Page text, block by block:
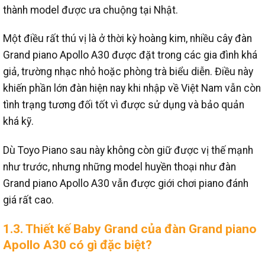
thành model được ưa chuộng tại Nhật.
Một điều rất thú vị là ở thời kỳ hoàng kim, nhiều cây đàn
Grand piano Apollo A30 được đặt trong các gia đình khá
giả, trường nhạc nhỏ hoặc phòng trà biểu diễn. Điều này
khiến phần lớn đàn hiện nay khi nhập về Việt Nam vẫn còn
tình trạng tương đối tốt vì được sử dụng và bảo quản
khá kỹ.
Dù Toyo Piano sau này không còn giữ được vị thế mạnh
như trước, nhưng những model huyền thoại như đàn
Grand piano Apollo A30 vẫn được giới chơi piano đánh
giá rất cao.
1.3. Thiết kế Baby Grand của đàn Grand piano
Apollo A30 có gì đặc biệt?